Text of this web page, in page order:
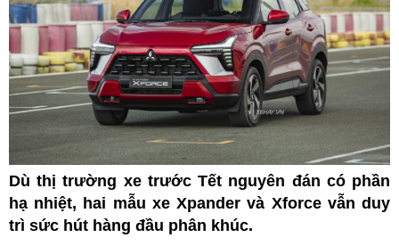
Dù thị trường xe trước Tết nguyên đán có phần
hạ nhiệt, hai mẫu xe Xpander và Xforce vẫn duy
trì sức hút hàng đầu phân khúc.